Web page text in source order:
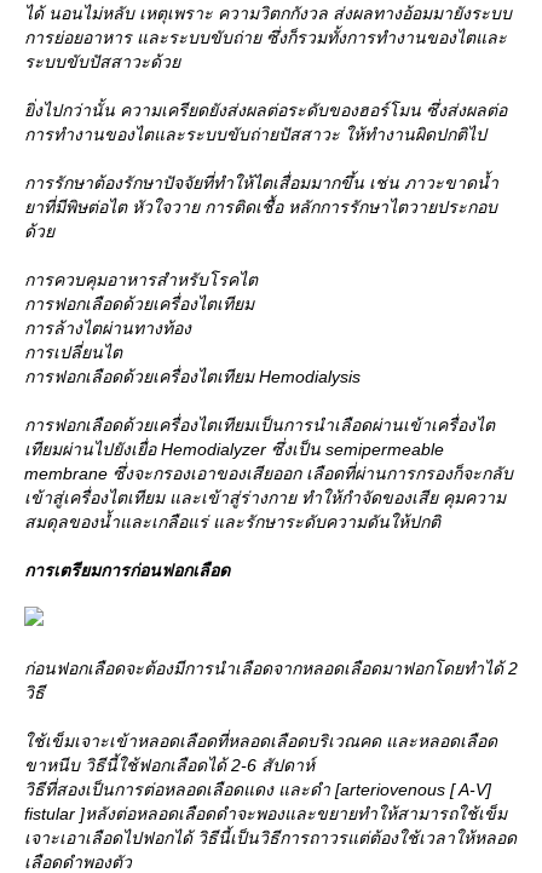
ได้ นอนไม่หลับ เหตุเพราะ ความวิตกกังวล ส่งผลทางอ้อมมายังระบบ
การย่อยอาหาร และระบบขับถ่าย ซึ่งก็รวมทั้งการทำงานของไตและ
ระบบขับปัสสาวะด้ว
ิ่งไปกว่านั้น ความเครียดยังส่งผลต่อระดับของฮอร์โมน ซึ่งส่งผลต่อ
การทำงานของไตและระบบขับถ่ายปัสสาวะ ให้ทำงานผิดปกติไป
การรักษาต้องรักษาปัจจัยที่ทำให้ไตเสื่อมมากขึ้น เช่น ภาวะขาดน้ำ
าที่มีพิษต่อไต หัวใจวาย การติดเชื้อ หลักการรักษาไตวายประกอบ
ด้ว
การควบคุมอาหารสำหรับโรคไต
การฟอกเลือดด้วยเครื่องไตเทียม
การล้างไตผ่านทางท้อง
การเปลี่ยนไต
การฟอกเลือดด้วยเครื่องไตเทียม Hemodialysis
การฟอกเลือดด้วยเครื่องไตเทียมเป็นการนำเลือดผ่านเข้าเครื่องไต
เทียมผ่านไปยังเยื่อ Hemodialyzer ซึ่งเป็น semipermeable
membrane ซึ่งจะกรองเอาของเสียออก เลือดที่ผ่านการกรองก็จะกลับ
เข้าสู่เครื่องไตเทียม และเข้าสู่ร่างกาย ทำให้กำจัดของเสีย คุมความ
สมดุลของน้ำและเกลือแร่ และรักษาระดับความดันให้ปกติ
การเตรียมการก่อนฟอกเลือด
ก่อนฟอกเลือดจะต้องมีการนำเลือดจากหลอดเลือดมาฟอกโดยทำได้ 2
วิธี
ช้เข็มเจาะเข้าหลอดเลือดที่หลอดเลือดบริเวณคด และหลอดเลือด
ขาหนีบ วิธีนี้ใช้ฟอกเลือดได้ 2-6 สัปดาห์
วิธีที่สองเป็นการต่อหลอดเลือดแดง และดำ [arteriovenous [ A-V]
fistular ]หลังต่อหลอดเลือดดำจะพองและขยายทำให้สามารถใช้เข็ม
เจาะเอาเลือดไปฟอกได้ วิธีนี้เป็นวิธีการถาวรแต่ต้องใช้เวลาให้หลอด
เลือดดำพองตัว